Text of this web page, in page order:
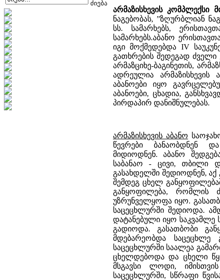
არმაზისხევის კომპლექსი
ნაგებობას, ”ზღურბლიან
სს. სამარხებს,
სამარხებს.აბანო
იგი მოქმედებდა IV
გათხრების შედეგად
არმაზციხე-ბაგინეთის,
ადრეულია
აბანოები იყო
აბანოები, ცხადია,
პირდაპირ დანიშნულებას.
არმაზისხევის აბანო
წევრები ბანაობდნენ
მიდიოდნენ. აბანო
საბანაო - ცივი, თბილი
გასახდელში შედიოდნენ,
შემდეგ ცხელ
განყოფილება, რომლის
უზრუნველყოფა იყო.
საცეცხლურში შედიოდა.
დატანებული იყო
გადიოდა. გასათბობი
მდებარეობდა საცეცხლე
საცეცხლურში საალეა
ცხელდებოდა და ცხელი
მსგავსი ლოდი,
საცეცხლურში, სწრაფი